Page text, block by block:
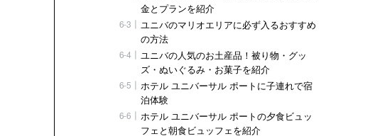
金とプランを紹介
ユニバのマリオエリアに必ず入るおすすめ
の方法
ユニバの人気のお土産品！被り物・グッ
ズ・ぬいぐるみ・お菓子を紹介
ホテル ユニバーサル ポートに子連れで宿
泊体験
ホテル ユニバーサル ポートの夕食ビュッ
フェと朝食ビュッフェを紹介